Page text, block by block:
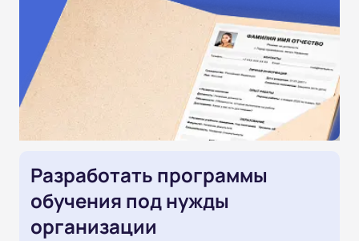
Разработать программы
обучения под нужды
организации